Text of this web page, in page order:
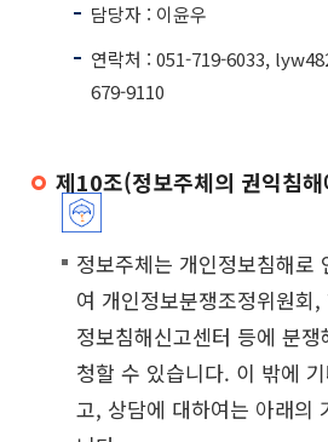
담당자 : 이윤우
연락처 : 051-719-6033,
679-9110
제10조(정보주체의 권익침
정보주체는 개인정보침해로
여 개인정보분쟁조정위원회
정보침해신고센터 등에 분
청할 수 있습니다. 이 밖에
고, 상담에 대하여는 아래의